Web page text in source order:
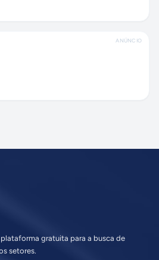
ANÚNCIO
plataforma gratuita para a busca de
setores.